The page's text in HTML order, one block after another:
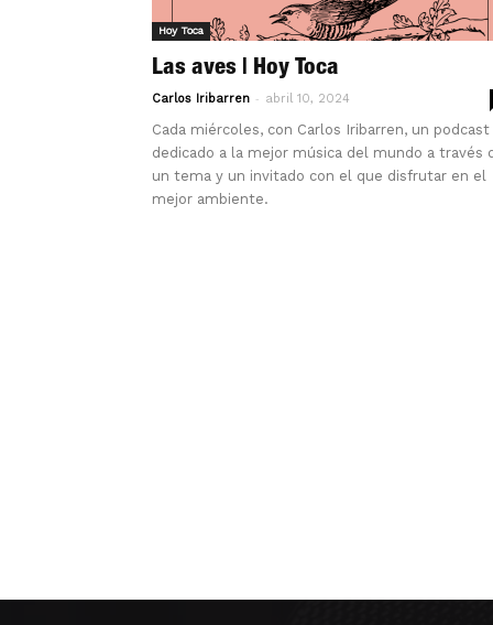
Hoy Toca
Las aves | Hoy Toca
Carlos Iribarren - abril 10, 2024
Cada miércoles, con Carlos Iribarren, un podcast
dedicado a la mejor música del mundo a través
un tema y un invitado con el que disfrutar en el
mejor ambiente.